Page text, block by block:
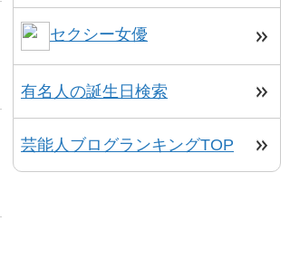
セクシー女優
有名人の誕生日検索
芸能人ブログランキングTOP